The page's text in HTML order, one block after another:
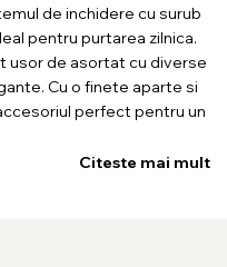
de inchidere cu surub
pentru purtarea zilnica.
usor de asortat cu diverse
Cu o finete aparte si
perfect pentru un
Citeste mai mult